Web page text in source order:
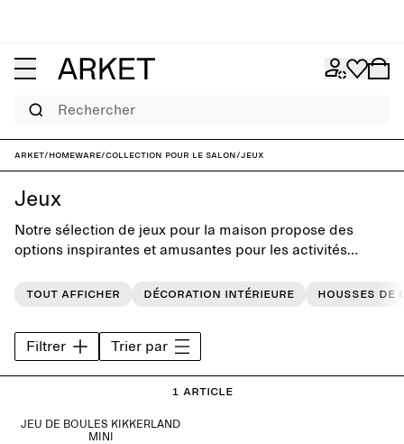
Rechercher
ARKET/Homeware/Collection pour le salon/Jeux
Jeux
Notre sélection de jeux pour la maison propose des
options inspirantes et amusantes pour les activités
nos marques préférées, ils constituent des cadeaux
Tout afficher Décoration intérieure Housses de
Filtrer Trier par
1 article
JEU DE BOULES KIKKERLAND
MINI